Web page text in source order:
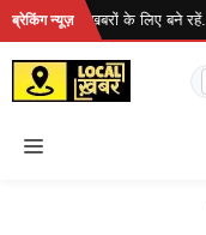
Skip
content
ब्रेकिंग न्यूज़
है... ताज़ा खबरों के लिए बने रहें...
Menu